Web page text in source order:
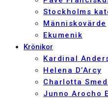
Stockholms
Människovärde
Ekumenik
Krönikor
Kardinal
Helena D’Arcy
Charlotta
Junno Arocho